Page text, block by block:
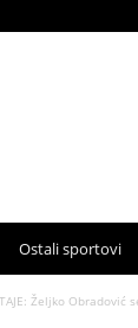
Ostali sportovi
Željko